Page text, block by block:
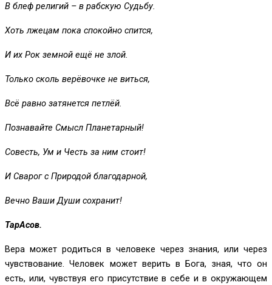
В блеф религий – в рабскую Судьбу.
Хоть лжецам пока спокойно спится,
И их Рок земной ещё не злой.
Только сколь верёвочке не виться,
Всё равно затянется петлёй.
Познавайте Смысл Планетарный!
Совесть, Ум и Честь за ним стоит!
И Сварог с Природой благодарной,
Вечно Ваши Души сохранит!
ТарАсов.
Вера может родиться в человеке через знания, или через
чувствование. Человек может верить в Бога, зная, что он
есть, или, чувствуя его присутствие в себе и в окружающем